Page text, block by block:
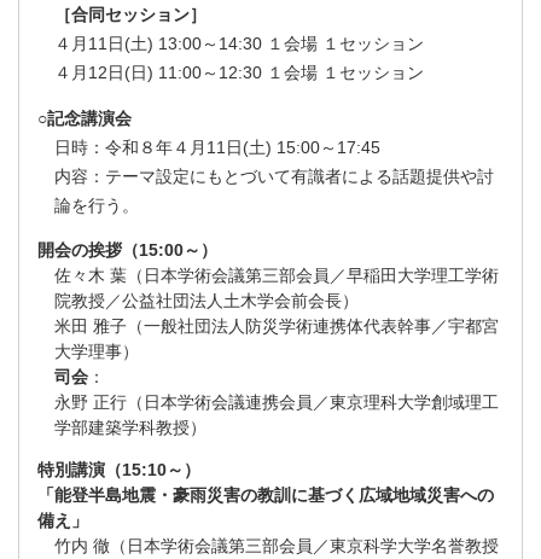
［合同セッション］
４月11日(土) 13:00～14:30 １会場 １セッション
４月12日(日) 11:00～12:30 １会場 １セッション
○記念講演会
日時：令和８年４月11日(土) 15:00～17:45
内容：テーマ設定にもとづいて有識者による話題提供や討
論を行う。
開会の挨拶（15:00～）
佐々木 葉（日本学術会議第三部会員／早稲田大学理工学術
院教授／公益社団法人土木学会前会長）
米田 雅子（一般社団法人防災学術連携体代表幹事／宇都宮
大学理事）
司会 ：
永野 正行（日本学術会議連携会員／東京理科大学創域理工
学部建築学科教授）
特別講演（15:10～）
「能登半島地震・豪雨災害の教訓に基づく広域地域災害への
備え」
竹内 徹（日本学術会議第三部会員／東京科学大学名誉教授